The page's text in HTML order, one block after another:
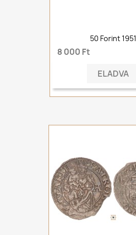
50 Forint 1951
8 000 Ft
ELADVA